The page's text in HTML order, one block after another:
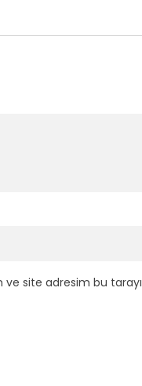
site adresim bu